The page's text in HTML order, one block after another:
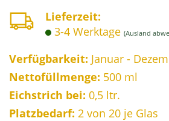
Lieferzeit:
3-4 Werktage (Ausland
Verfügbarkeit: Januar -
Nettofüllmenge: 500 ml
Eichstrich bei: 0,5 ltr.
Platzbedarf: 2 von 20 je Glas